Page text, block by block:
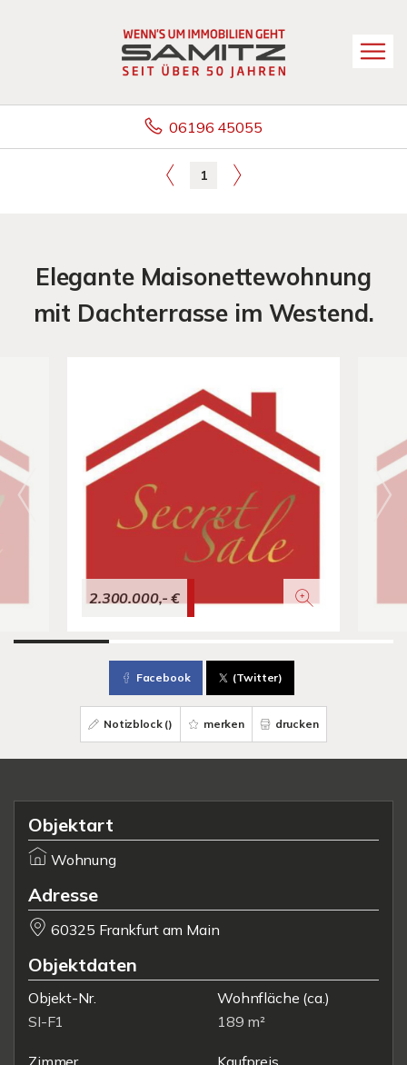
06196 45055
1
Elegante Maisonettewohnung
mit Dachterrasse im Westend.
2.300.000,- €
Facebook (Twitter)
Notizblock () merken drucken
Objektart
Wohnung
Adresse
60325 Frankfurt am Main
Objektdaten
Objekt-Nr.
SI-F1
Wohnfläche (ca.)
189 m²
Zimmer
Kaufpreis